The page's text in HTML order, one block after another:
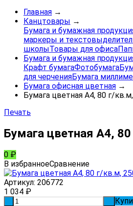
Главная →
Канцтовары →
Бумага и бумажная
маркеры и
школыТовары для офиса
Бумага и бумажная
Крафт бумагаФотобумага
для черченияБумага
Бумага офисная цветная →
Бумага цветная А4, 80 г/
Печать
Бумага цветная А4,
0 ₽
В избранноеСравнение
Артикул: 206772
1 034 ₽